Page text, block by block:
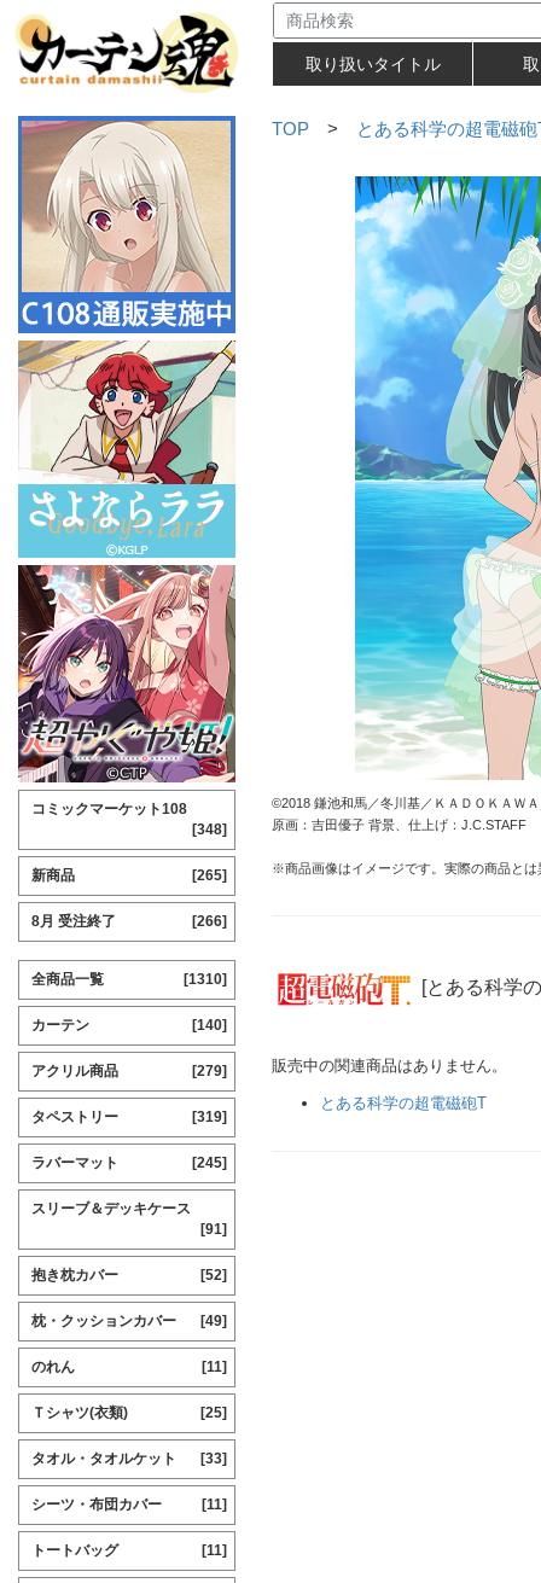
取り扱いタイトル
TOP > とある科学の超電磁砲
©2018 鎌池和馬／冬川基／ＫＡＤＯＫＡＷ
原画：吉田優子 背景、仕上げ：J.C.STAFF
※商品画像はイメージです。実際の商品と
[とある科学
販売中の関連商品はありません。
とある科学の超電磁砲T
コミックマーケット108
[348]
新商品 [265]
8月 受注終了 [266]
全商品一覧 [1310]
カーテン [140]
アクリル商品 [279]
タペストリー [319]
ラバーマット [245]
スリーブ＆デッキケース
[91]
抱き枕カバー [52]
枕・クッションカバー [49]
のれん [11]
Ｔシャツ(衣類) [25]
タオル・タオルケット [33]
シーツ・布団カバー [11]
トートバッグ [11]